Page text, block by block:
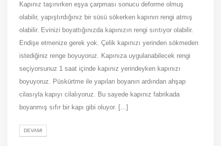
Kapınız taşınırken eşya çarpması sonucu deforme olmuş
olabilir, yapıştırdığınız bir süsü sökerken kapının rengi atmış
olabilir. Evinizi boyattığınızda kapınızın rengi sırıtıyor olabilir.
Endişe etmenize gerek yok. Çelik kapınızı yerinden sökmeden
istediğiniz renge boyuyoruz. Kapınıza uygulanabilecek rengi
seçiyorsunuz 1 saat içinde kapınız yerindeyken kapınızı
boyuyoruz. Püskürtme ile yapılan boyanın ardından ahşap
cilasıyla kapıyı cilalıyoruz. Bu sayede kapınız fabrikada
boyanmış sıfır bir kapı gibi oluyor. [...]
DEVAMI